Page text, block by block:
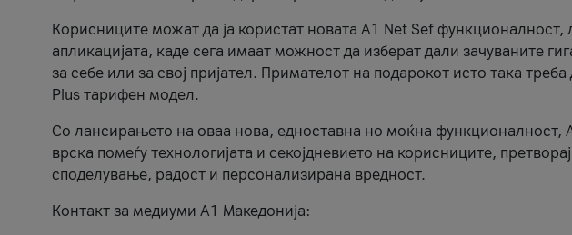
Корисниците можат да ја користат новата А1 Net Sef функционалност,
апликацијата, каде сега имаат можност да изберат дали зачуваните
за себе или за свој пријател. Примателот на подарокот исто така
Plus тарифен модел.
Со лансирањето на оваа нова, едноставна но моќна функционалност,
врска помеѓу технологијата и секојдневието на корисниците,
споделување, радост и персонализирана вредност.
Контакт за медиуми А1 Македонија: